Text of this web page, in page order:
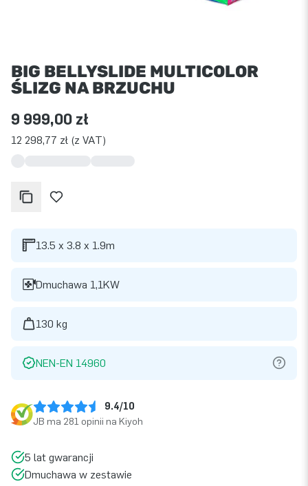
BIG BELLYSLIDE MULTICOLOR
ŚLIZG NA BRZUCHU
9 999,00 zł
12 298,77 zł (z VAT)
13.5 x 3.8 x 1.9m
Dmuchawa 1,1KW
130 kg
NEN-EN 14960
9.4/10
JB ma 281 opinii na Kiyoh
5 lat gwarancji
Dmuchawa w zestawie